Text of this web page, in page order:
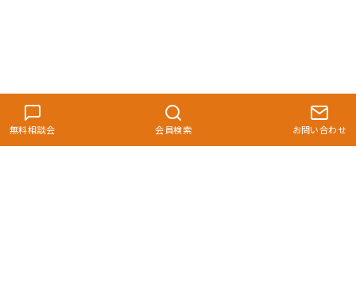
無料相談会 会員検索 お問い合わせ